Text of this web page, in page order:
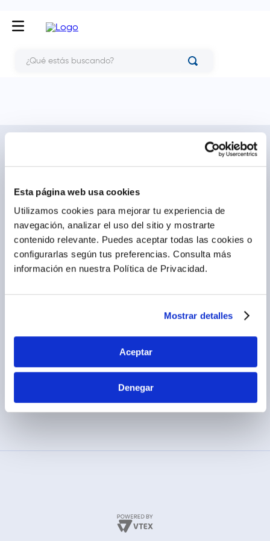
Esta página web usa cookies
Utilizamos cookies para mejorar tu experiencia de
navegación, analizar el uso del sitio y mostrarte
contenido relevante. Puedes aceptar todas las cookies o
configurarlas según tus preferencias. Consulta más
información en nuestra Política de Privacidad.
Mostrar detalles
Aceptar
Denegar
Conócenos
Trabaja con nosotros
Ventas corporativas
Contáctanos
Cómo comprar
Locales
Delivery
LEGAL
Términos y condiciones
CALL CENTER
(01) 417-1800
MÉTODOS DE PAGO